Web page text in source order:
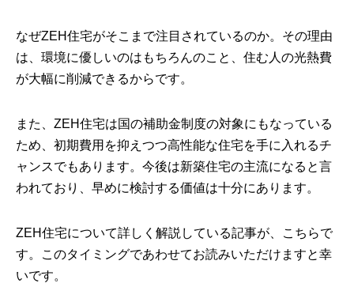
なぜZEH住宅がそこまで注目されているのか。その理由
は、環境に優しいのはもちろんのこと、住む人の光熱費
が大幅に削減できるからです。
また、ZEH住宅は国の補助金制度の対象にもなっている
ため、初期費用を抑えつつ高性能な住宅を手に入れるチ
ャンスでもあります。今後は新築住宅の主流になると言
われており、早めに検討する価値は十分にあります。
ZEH住宅について詳しく解説している記事が、こちらで
す。このタイミングであわせてお読みいただけますと幸
いです。